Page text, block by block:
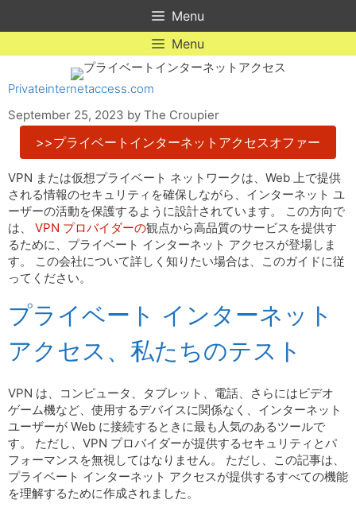
Menu
Menu
Privateinternetaccess.com
September 25, 2023 by The Croupier
>>プライベートインターネットアクセスオファー
VPN または仮想プライベート ネットワークは、Web 上で提供
される情報のセキュリティを確保しながら、インターネット ユ
ーザーの活動を保護するように設計されています。 この方向で
は、 VPN プロバイダーの観点から高品質のサービスを提供す
るために、プライベート インターネット アクセスが登場しま
す。 この会社について詳しく知りたい場合は、このガイドに従
ってください。
プライベート インターネット
アクセス、私たちのテスト
VPN は、コンピュータ、タブレット、電話、さらにはビデオ
ゲーム機など、使用するデバイスに関係なく、インターネット
ユーザーが Web に接続するときに最も人気のあるツールで
す。 ただし、VPN プロバイダーが提供するセキュリティとパ
フォーマンスを無視してはなりません。 ただし、この記事は、
プライベート インターネット アクセスが提供するすべての機能
を理解するために作成されました。